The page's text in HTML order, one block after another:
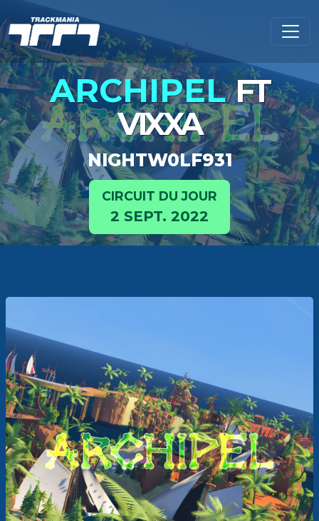
ARCHIPELFT
VIXXA
NIGHTW0LF931
CIRCUIT DU JOUR
2 SEPT. 2022